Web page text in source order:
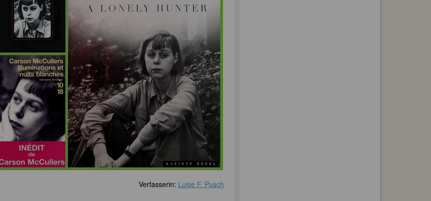
Verfasserin: Luise F. Pusch